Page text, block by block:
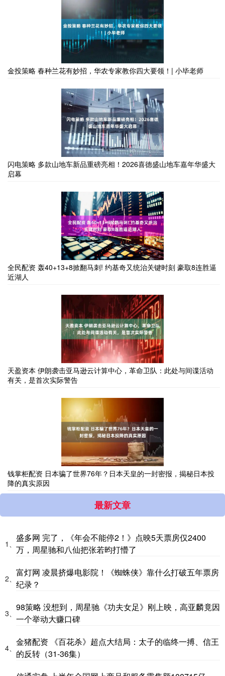
金投策略 春种兰花有妙招，华农专家教你四大要领！| 小毕老师
闪电策略 多款山地车新品重磅亮相！2026喜德盛山地车嘉年华盛大
启幕
全民配资 轰40+13+8掀翻马刺! 约基奇又统治关键时刻 豪取8连胜逼
近湖人
天盈资本 伊朗袭击亚马逊云计算中心，革命卫队：此处与间谍活动
有关，是首次实际警告
钱掌柜配资 日本骗了世界76年？日本天皇的一封密报，揭秘日本投
降的真实原因
最新文章
1、
盛多网 完了，《年会不能停2！》点映5天票房仅2400
万，周星驰和八仙把张若昀打懵了
2、
富灯网 凌晨挤爆电影院！《蜘蛛侠》靠什么打破五年票房
纪录？
3、
98策略 没想到，周星驰《功夫女足》刚上映，高亚麟竟因
一个举动大赚口碑
4、
金猪配资 《百花杀》超点大结局：太子的临终一搏、信王
的反转（31-36集）